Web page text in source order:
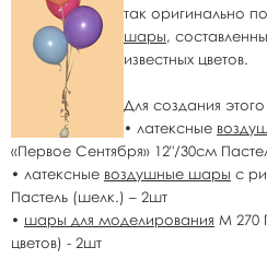
так оригинально
шары,
известных цветов.
Для создания
• латексные
«Первое Сентября» 12"/30см
• латексные воздушные шары с
Пастель (шелк.) – 2шт
• шары для моделирования М 270
цветов) - 2шт